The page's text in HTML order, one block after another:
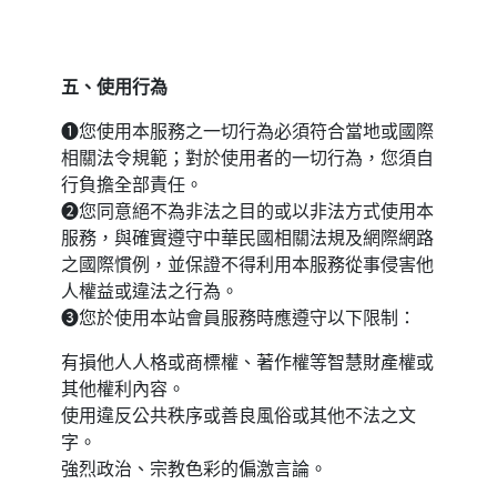
五、使用行為
❶您使用本服務之一切行為必須符合當地或國際
相關法令規範；對於使用者的一切行為，您須自
行負擔全部責任。
❷您同意絕不為非法之目的或以非法方式使用本
服務，與確實遵守中華民國相關法規及網際網路
之國際慣例，並保證不得利用本服務從事侵害他
人權益或違法之行為。
❸您於使用本站會員服務時應遵守以下限制：
有損他人人格或商標權、著作權等智慧財產權或
其他權利內容。
使用違反公共秩序或善良風俗或其他不法之文
字。
強烈政治、宗教色彩的偏激言論。